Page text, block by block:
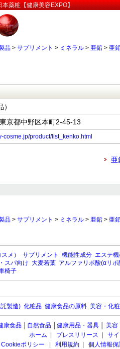
薬粧【健康美容EXPO】
品 > サプリメント > ミネラル > 亜鉛 > 亜
京都中野区本町2-45-13
cosme.jp/product/list_kenko.html
亜
品 > サプリメント > ミネラル > 亜鉛 > 亜
メ） サプリメント 機能性成分 エステ
スパ向け 大麦若葉 アルファリポ酸(αリポ
椅子
製造) 化粧品 健康食品の原料 美容・化
康食品 自然食品 健康用品・器具 美容
ホーム
プレスリリース
サ
Cookieポリシー
利用規約 個人情報